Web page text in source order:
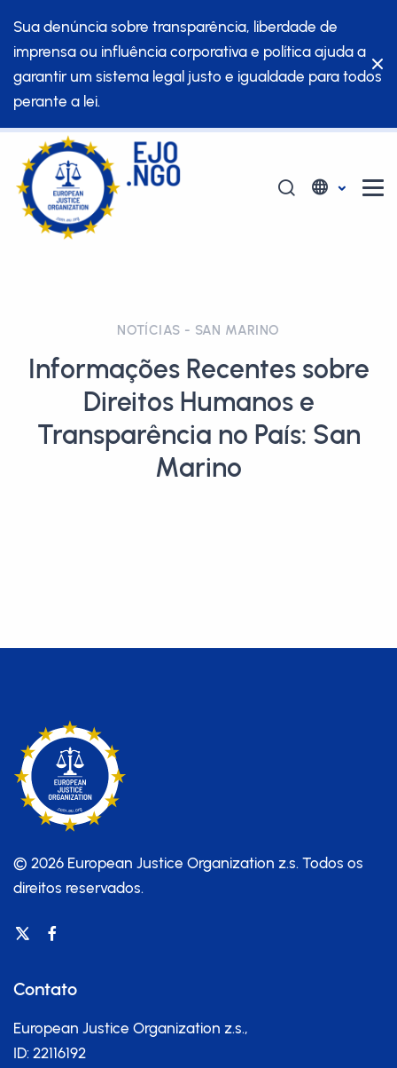
Sua denúncia sobre transparência, liberdade de
imprensa ou influência corporativa e política ajuda a
garantir um sistema legal justo e igualdade para todos
perante a lei.
NOTÍCIAS - SAN MARINO
Informações Recentes sobre
Direitos Humanos e
Transparência no País: San
Marino
© 2026 European Justice Organization z.s. Todos os
direitos reservados.
Contato
European Justice Organization z.s.,
ID: 22116192